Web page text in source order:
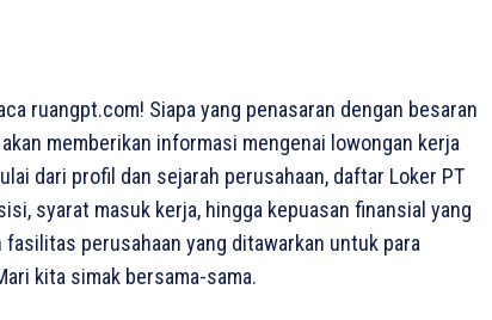
ruangpt.com! Siapa yang penasaran dengan besaran
memberikan informasi mengenai lowongan kerja
dari profil dan sejarah perusahaan, daftar Loker PT
syarat masuk kerja, hingga kepuasan finansial yang
perusahaan yang ditawarkan untuk para
kita simak bersama-sama.